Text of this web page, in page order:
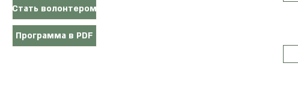
Стать волонтером
Программа в PDF